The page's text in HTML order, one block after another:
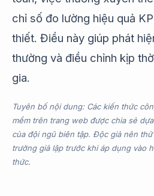
chỉ số đo lường hiệu quả
thiết. Điều này giúp phát
thường và điều chỉnh kịp
gia.
Tuyên bố nội dung: Các kiến thức
mềm trên trang web được chia sẻ
của đội ngũ biên tập. Độc giả nên
trường giả lập trước khi áp dụng vào
thức.